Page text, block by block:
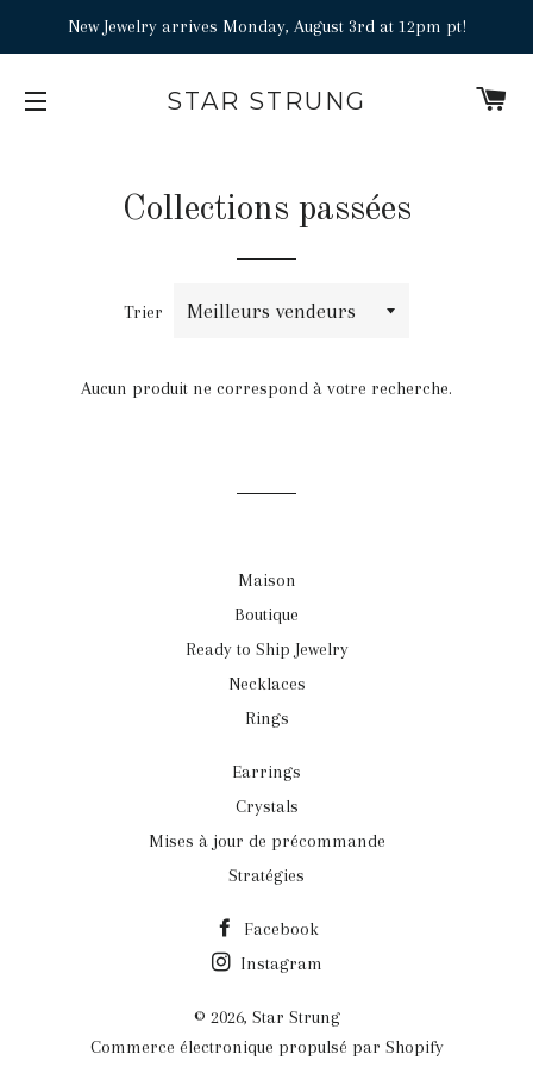
New Jewelry arrives Monday, August 3rd at 12pm pt!
STAR STRUNG
Collections passées
Trier
Aucun produit ne correspond à votre recherche.
Maison
Boutique
Ready to Ship Jewelry
Necklaces
Rings
Earrings
Crystals
Mises à jour de précommande
Stratégies
Facebook
Instagram
© 2026, Star Strung
Commerce électronique propulsé par Shopify